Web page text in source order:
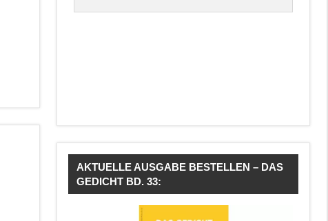
AKTUELLE AUSGABE BESTELLEN – DAS
GEDICHT BD. 33: